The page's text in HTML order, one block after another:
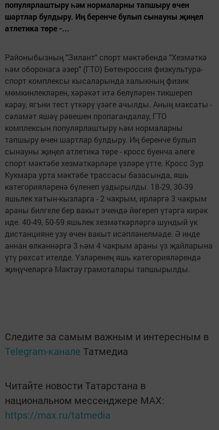
популярлаштыру һәм нормаларны тапшыру өчен
шартлар булдыру. Иң беренче булып сынауны җиңел
атлетика төре -...
Районыбызның "Зилант" спорт мәктәбендә "Хезмәткә
һәм оборонага әзер" (ГТО) Бөтенроссия физкультура-
спорт комплексы кысаларында халыкның физик
мөмкинлекләрен, хәрәкәт итә белүләрен тикшереп
карау, ягъни тест үткәрү үзәге ачылды. Аның максаты -
сәламәт яшәү рәвешен пропагандалау, ГТО
комплексын популярлаштыру һәм нормаларны
тапшыру өчен шартлар булдыру. Иң беренче булып
сынауны җиңел атлетика төре - кросс буенча әлеге
спорт мәктәбе хезмәткәрләре үзләре үтте. Кросс Зур
Кукмара урта мәктәбе трассасы базасында, яшь
категорияләренә бүленеп уздырылды. 18-29, 30-39
яшьлек хатын-кызларга - 2 чакрым, ирләргә 3 чакрым
араны билгеле бер вакыт эчендә йөгереп үтәргә кирәк
иде. 40-49, 50-59 яшьлек хезмәткәрләргә шундый ук
дистанцияне узу өчен вакыт исәпләнелмәде. Ә инде
аннан өлкәннәргә 3 һәм 4 чакрым араны үз җайларына
үтү рөхсәт ителде. Үзләренең яшь категорияләрендә
җиңүчеләргә Мактау грамоталары тапшырылды.
Следите за самым важным и интересным в
Telegram-канале Татмедиа
Читайте новости Татарстана в
национальном мессенджере MАХ:
https://max.ru/tatmedia